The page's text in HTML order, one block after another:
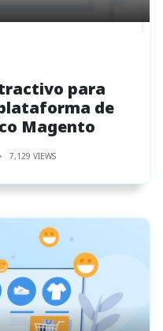
para
de
Magento
7,129 VIEWS